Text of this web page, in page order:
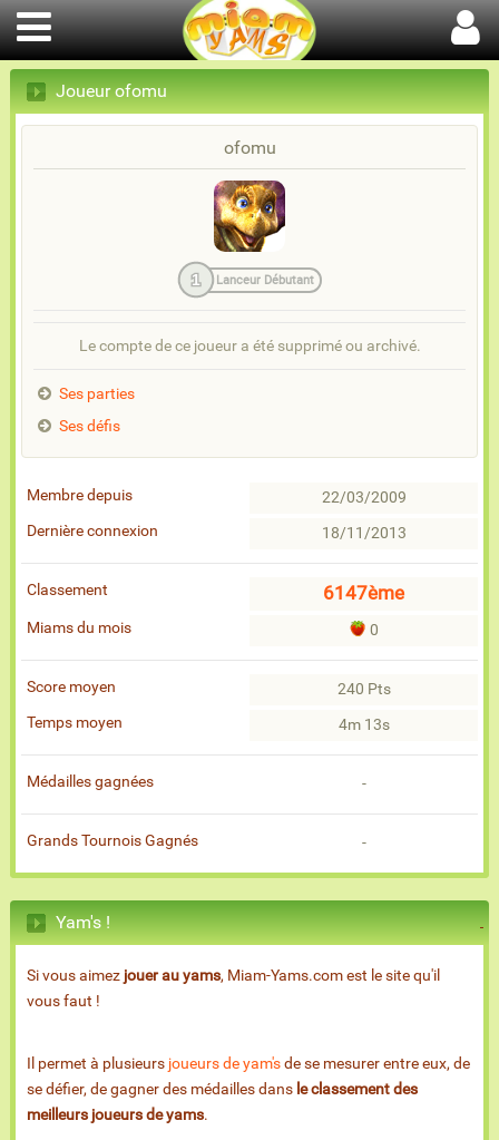
Joueur ofomu
ofomu
1 Lanceur Débutant
Le compte de ce joueur a été supprimé ou archivé.
Ses parties
Ses défis
Membre depuis
22/03/2009
Dernière connexion
18/11/2013
Classement 6147ème
Miams du mois 0
Score moyen
240 Pts
Temps moyen
4m 13s
Médailles gagnées -
Grands Tournois Gagnés -
Yam's !
Si vous aimez jouer au yams, Miam-Yams.com est le site qu'il
vous faut !
Il permet à plusieurs joueurs de yam'sde se mesurer entre eux, de
se défier, de gagner des médailles dans le classement des
meilleurs joueurs de yams.